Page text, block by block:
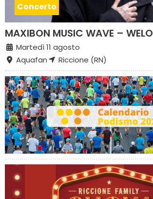
Concerto
MAXIBON MUSIC WAVE – WELO
Martedì 11 agosto
Aquafan
Riccione (RN)